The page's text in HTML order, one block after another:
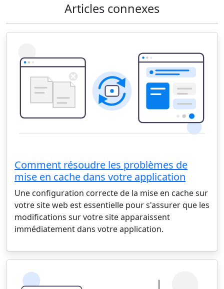
Articles connexes
Comment résoudre les problèmes de
mise en cache dans votre application
Une configuration correcte de la mise en cache sur
votre site web est essentielle pour s'assurer que les
modifications sur votre site apparaissent
immédiatement dans votre application.